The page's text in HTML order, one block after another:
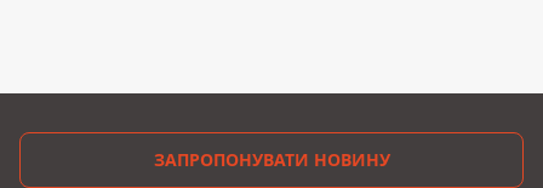
ЗАПРОПОНУВАТИ НОВИНУ